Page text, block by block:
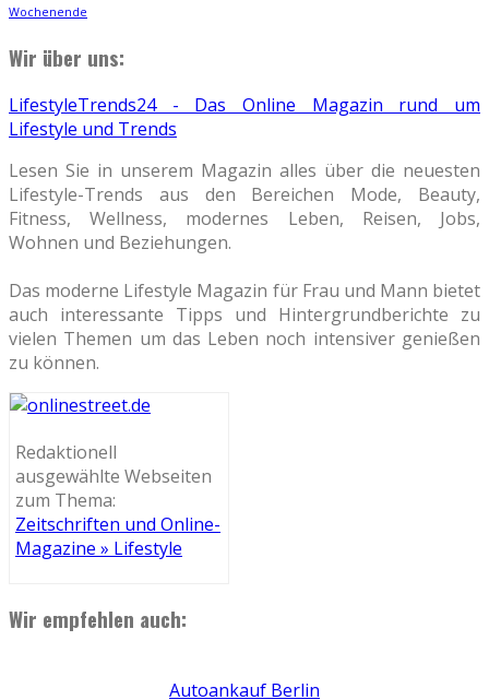
Wochenende
Wir über uns:
LifestyleTrends24 - Das Online Magazin rund um
Lifestyle und Trends
Lesen Sie in unserem Magazin alles über die neuesten
Lifestyle-Trends aus den Bereichen Mode, Beauty,
Fitness, Wellness, modernes Leben, Reisen, Jobs,
Wohnen und Beziehungen.
Das moderne Lifestyle Magazin für Frau und Mann bietet
auch interessante Tipps und Hintergrundberichte zu
vielen Themen um das Leben noch intensiver genießen
zu können.
Redaktionell
ausgewählte Webseiten
zum Thema:
Zeitschriften und Online-
Magazine » Lifestyle
Wir empfehlen auch:
Autoankauf Berlin